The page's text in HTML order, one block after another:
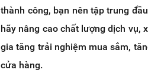
thành công, bạn nên tập trung
hãy nâng cao chất lượng dịch vụ,
gia tăng trải nghiệm mua sắm,
cửa hàng.